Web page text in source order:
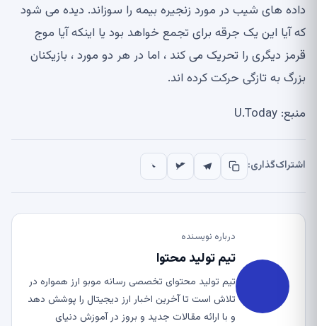
داده های شیب در مورد زنجیره بیمه را سوزاند. دیده می شود
که آیا این یک جرقه برای تجمع خواهد بود یا اینکه آیا موج
قرمز دیگری را تحریک می کند ، اما در هر دو مورد ، بازیکنان
بزرگ به تازگی حرکت کرده اند.
منبع: U.Today
اشتراک‌گذاری:
درباره نویسنده
تیم تولید محتوا
تیم تولید محتوای تخصصی رسانه موبو ارز همواره در
تلاش است تا آخرین اخبار ارز دیجیتال را پوشش دهد
و با ارائه مقالات جدید و بروز در آموزش دنیای